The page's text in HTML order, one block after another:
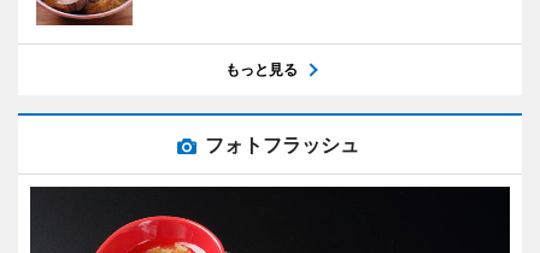
もっと見る
フォトフラッシュ